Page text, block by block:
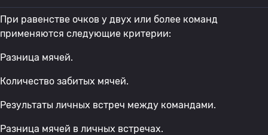
При равенстве очков у двух или более команд
применяются следующие критерии:
Разница мячей.
Количество забитых мячей.
Результаты личных встреч между командами.
Разница мячей в личных встречах.